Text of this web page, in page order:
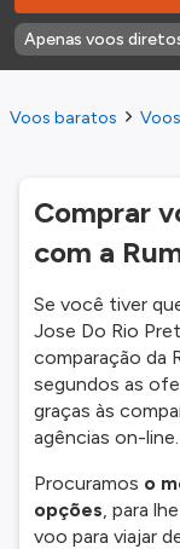
Apenas voos
Voos baratos
Comprar
com a
Se você tiver
Jose Do Rio
comparação da
segundos as
graças às
agências on-line.
Procuramos o
opções, para
voo para viajar